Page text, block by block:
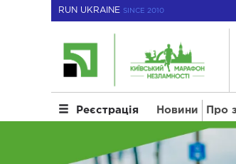
RUN UKRAINE SINCE 2010
Реєстрація Новини Про